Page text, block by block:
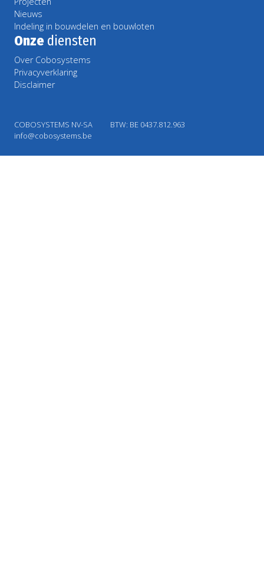
Nieuws
Indeling in bouwdelen en bouwloten
Onze diensten
Over Cobosystems
Privacyverklaring
Disclaimer
COBOSYSTEMS NV-SA
BTW: BE 0437.812.963
info@cobosystems.be